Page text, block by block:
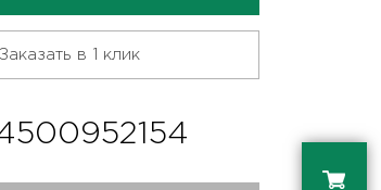
Заказать в 1 клик